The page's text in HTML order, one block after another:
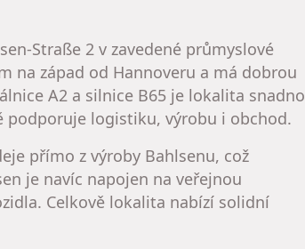
Straße 2 v zavedené průmyslové
na západ od Hannoveru a má dobrou
A2 a silnice B65 je lokalita snadno
logistiku, výrobu i obchod.
přímo z výroby Bahlsenu, což
je navíc napojen na veřejnou
Celkově lokalita nabízí solidní